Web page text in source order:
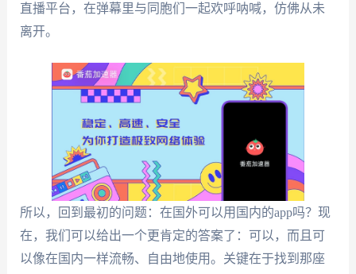
直播平台，在弹幕里与同胞们一起欢呼呐喊，仿佛从未
离开。
所以，回到最初的问题：在国外可以用国内的app吗？现
在，我们可以给出一个更肯定的答案了：可以，而且可
以像在国内一样流畅、自由地使用。关键在于找到那座